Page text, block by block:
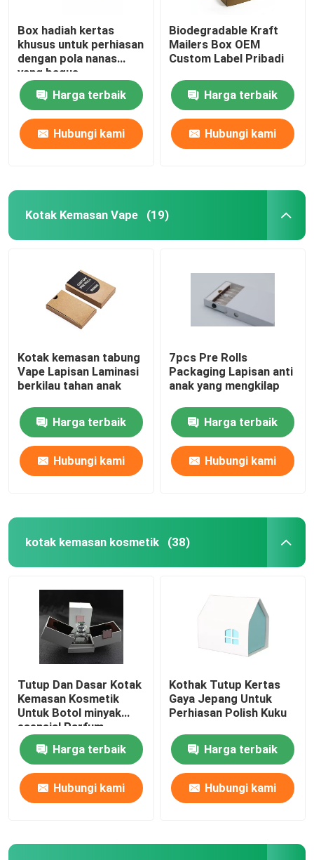
Kotak Karton Zipper
Box hadiah kertas
khusus untuk perhiasan
dengan pola nanas
yang bagus
Harga terbaik
Hubungi kami
Biodegradable Kraft
Mailers Box OEM
Custom Label Pribadi
Harga terbaik
Hubungi kami
Kotak Kemasan Vape (19)
Kotak kemasan tabung
Vape Lapisan Laminasi
berkilau tahan anak
Harga terbaik
Hubungi kami
7pcs Pre Rolls
Packaging Lapisan anti
anak yang mengkilap
Harga terbaik
Hubungi kami
kotak kemasan kosmetik (38)
Tutup Dan Dasar Kotak
Kemasan Kosmetik
Untuk Botol minyak
esensial Parfum
Harga terbaik
Hubungi kami
Kothak Tutup Kertas
Gaya Jepang Untuk
Perhiasan Polish Kuku
Harga terbaik
Hubungi kami